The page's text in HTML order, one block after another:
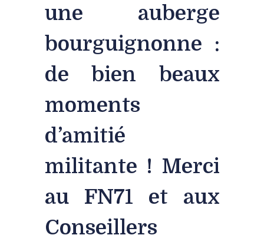
une auberge
bourguignonne :
de bien beaux
moments
d’amitié
militante ! Merci
au FN71 et aux
Conseillers